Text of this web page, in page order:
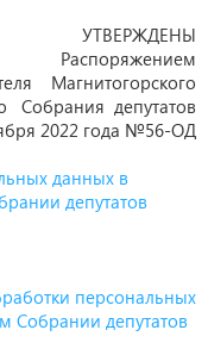
УТВЕРЖДЕНЫ
Распоряжением
Магнитогорского
Собрания депутатов
2022 года №56-ОД
данных в
депутатов
персональных
Собрании депутатов